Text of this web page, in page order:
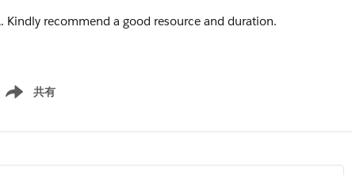
Kindly recommend a good resource and duration.
共有
Show menu